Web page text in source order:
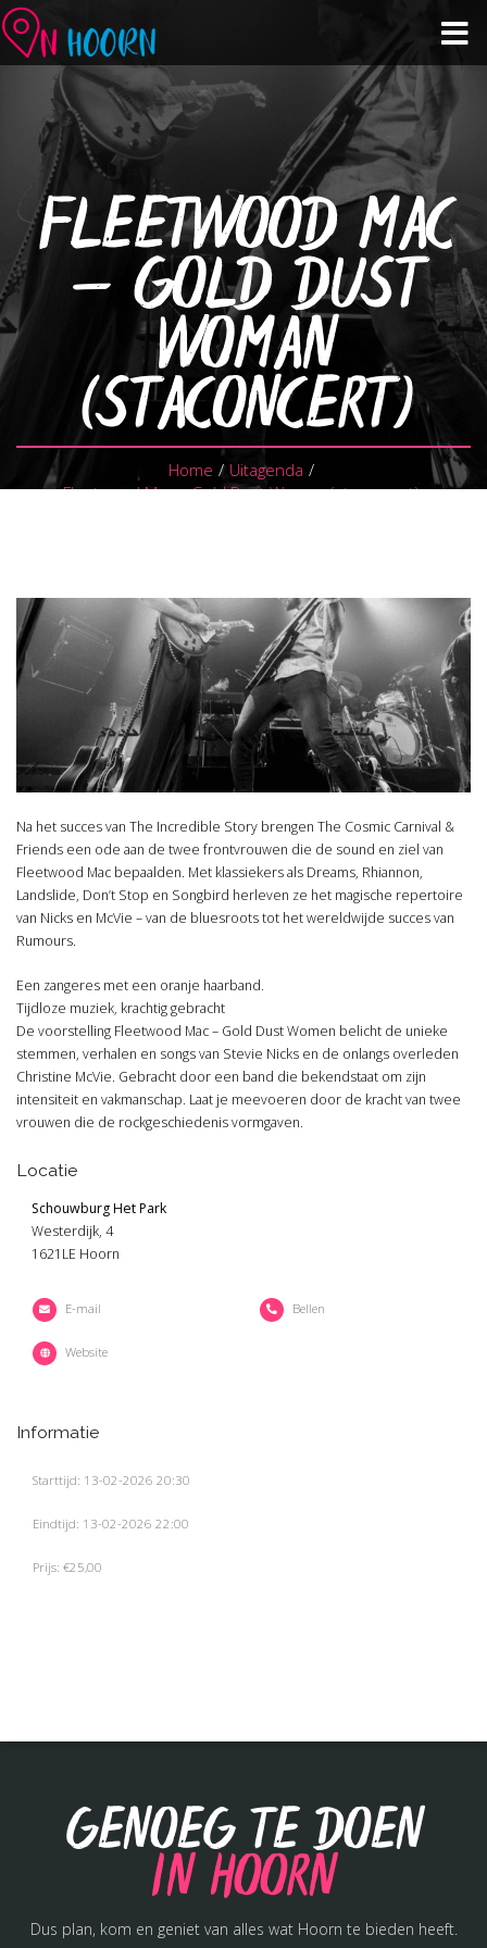
Agenda
Zien & Doen
Winkelen & Horeca
Over Hoorn
Plan je bezoek
FLEETWOOD MAC
– GOLD DUST
WOMAN
(STACONCERT)
Home / Uitagenda /
Fleetwood Mac – Gold Dust Woman (staconcert)
Na het succes van The Incredible Story brengen The Cosmic Carnival &
Friends een ode aan de twee frontvrouwen die de sound en ziel van
Fleetwood Mac bepaalden. Met klassiekers als Dreams, Rhiannon,
Landslide, Don’t Stop en Songbird herleven ze het magische repertoire
van Nicks en McVie – van de bluesroots tot het wereldwijde succes van
Rumours.
Een zangeres met een oranje haarband.
Tijdloze muziek, krachtig gebracht
De voorstelling Fleetwood Mac – Gold Dust Women belicht de unieke
stemmen, verhalen en songs van Stevie Nicks en de onlangs overleden
Christine McVie. Gebracht door een band die bekendstaat om zijn
intensiteit en vakmanschap. Laat je meevoeren door de kracht van twee
vrouwen die de rockgeschiedenis vormgaven.
Locatie
Schouwburg Het Park
Westerdijk, 4
1621LE Hoorn
E-mail Bellen
Website
Informatie
Starttijd: 13-02-2026 20:30
Eindtijd: 13-02-2026 22:00
Prijs: €25,00
Genoeg te doen
in Hoorn
Dus plan, kom en geniet van alles wat Hoorn te bieden heeft.